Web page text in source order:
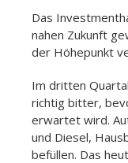
Das
nahen Zukunft
der Höhepunkt
Im dritten
richtig bitter,
erwartet wird.
und Diesel,
befüllen. Das